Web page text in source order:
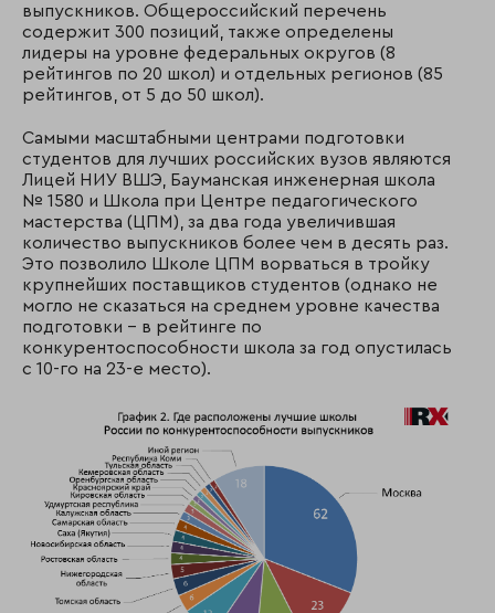
выпускников. Общероссийский перечень
содержит 300 позиций, также определены
лидеры на уровне федеральных округов (8
рейтингов по 20 школ) и отдельных регионов (85
рейтингов, от 5 до 50 школ).
Самыми масштабными центрами подготовки
студентов для лучших российских вузов являются
Лицей НИУ ВШЭ, Бауманская инженерная школа
№ 1580 и Школа при Центре педагогического
мастерства (ЦПМ), за два года увеличившая
количество выпускников более чем в десять раз.
Это позволило Школе ЦПМ ворваться в тройку
крупнейших поставщиков студентов (однако не
могло не сказаться на среднем уровне качества
подготовки – в рейтинге по
конкурентоспособности школа за год опустилась
с 10-го на 23-е место).